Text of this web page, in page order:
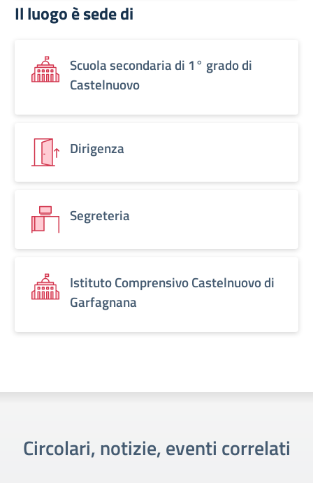
Il luogo è sede di
Scuola secondaria di 1° grado di
Castelnuovo
Dirigenza
Segreteria
Istituto Comprensivo Castelnuovo di
Garfagnana
Circolari, notizie, eventi correlati